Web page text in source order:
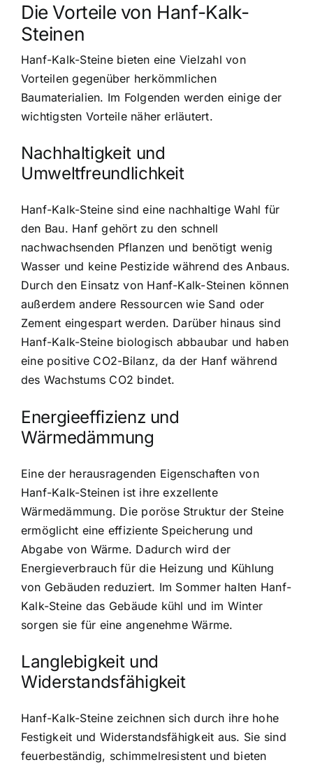
Die Vorteile von Hanf-Kalk-
Steinen
Hanf-Kalk-Steine bieten eine Vielzahl von
Vorteilen gegenüber herkömmlichen
Baumaterialien. Im Folgenden werden einige der
wichtigsten Vorteile näher erläutert.
Nachhaltigkeit und
Umweltfreundlichkeit
Hanf-Kalk-Steine sind eine nachhaltige Wahl für
den Bau. Hanf gehört zu den schnell
nachwachsenden Pflanzen und benötigt wenig
Wasser und keine Pestizide während des Anbaus.
Durch den Einsatz von Hanf-Kalk-Steinen können
außerdem andere Ressourcen wie Sand oder
Zement eingespart werden. Darüber hinaus sind
Hanf-Kalk-Steine biologisch abbaubar und haben
eine positive CO2-Bilanz, da der Hanf während
des Wachstums CO2 bindet.
Energieeffizienz und
Wärmedämmung
Eine der herausragenden Eigenschaften von
Hanf-Kalk-Steinen ist ihre exzellente
Wärmedämmung. Die poröse Struktur der Steine
ermöglicht eine effiziente Speicherung und
Abgabe von Wärme. Dadurch wird der
Energieverbrauch für die Heizung und Kühlung
von Gebäuden reduziert. Im Sommer halten Hanf-
Kalk-Steine das Gebäude kühl und im Winter
sorgen sie für eine angenehme Wärme.
Langlebigkeit und
Widerstandsfähigkeit
Hanf-Kalk-Steine zeichnen sich durch ihre hohe
Festigkeit und Widerstandsfähigkeit aus. Sie sind
feuerbeständig, schimmelresistent und bieten